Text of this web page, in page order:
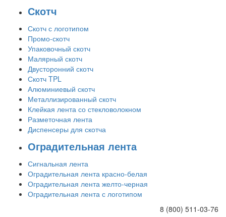
Скотч
Скотч с логотипом
Промо-скотч
Упаковочный скотч
Малярный скотч
Двусторонний скотч
Скотч TPL
Алюминиевый скотч
Металлизированный скотч
Клейкая лента со стекловолокном
Разметочная лента
Диспенсеры для скотча
Оградительная лента
Сигнальная лента
Оградительная лента красно-белая
Оградительная лента желто-черная
Оградительная лента с логотипом
8 (800) 511-03-76